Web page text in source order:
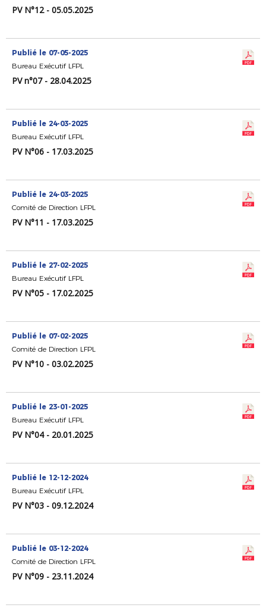
PV N°12 - 05.05.2025
Publié le 07-05-2025
Bureau Exécutif LFPL
PV n°07 - 28.04.2025
Publié le 24-03-2025
Bureau Exécutif LFPL
PV N°06 - 17.03.2025
Publié le 24-03-2025
Comité de Direction LFPL
PV N°11 - 17.03.2025
Publié le 27-02-2025
Bureau Exécutif LFPL
PV N°05 - 17.02.2025
Publié le 07-02-2025
Comité de Direction LFPL
PV N°10 - 03.02.2025
Publié le 23-01-2025
Bureau Exécutif LFPL
PV N°04 - 20.01.2025
Publié le 12-12-2024
Bureau Exécutif LFPL
PV N°03 - 09.12.2024
Publié le 03-12-2024
Comité de Direction LFPL
PV N°09 - 23.11.2024